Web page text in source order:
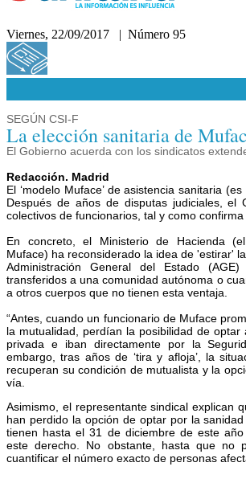
Viernes, 22/09/2017 | Número 95
SEGÚN CSI-F
La elección sanitaria de
El Gobierno acuerda con los sindicatos
Redacción. Madrid
El ‘modelo Muface’ de asistencia sanitaria
Después de años de disputas judiciales,
colectivos de funcionarios, tal y como
En concreto, el Ministerio de Hacienda
Muface) ha reconsiderado la idea de 'estirar'
Administración General del Estado
transferidos a una comunidad autónoma o
a otros cuerpos que no tienen esta ventaja.
“Antes, cuando un funcionario de Muface
la mutualidad, perdían la posibilidad de
privada e iban directamente por la
embargo, tras años de ‘tira y afloja’, la
recuperan su condición de mutualista y la
vía.
Asimismo, el representante sindical explican
han perdido la opción de optar por la
tienen hasta el 31 de diciembre de este
este derecho. No obstante, hasta que no
cuantificar el número exacto de personas